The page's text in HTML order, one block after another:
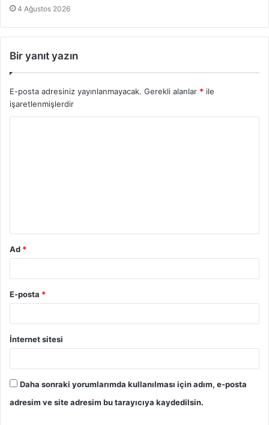
4 Ağustos 2026
Bir yanıt yazın
E-posta adresiniz yayınlanmayacak. Gerekli alanlar * ile
işaretlenmişlerdir
Ad *
E-posta *
İnternet sitesi
Daha sonraki yorumlarımda kullanılması için adım, e-posta
adresim ve site adresim bu tarayıcıya kaydedilsin.